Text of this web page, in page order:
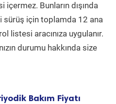
Bunların dışında
sürüş için toplamda 12 ana
listesi aracınıza uygulanır.
durumu hakkında size
Bakım Fiyatı